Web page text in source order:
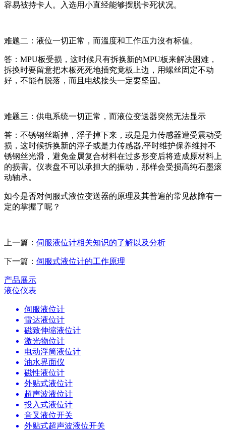
容易被持卡人。入选用小直经能够摆脱卡死状况。
难题二：液位一切正常，而溫度和工作压力沒有标值。
答：MPU板受损，这时候只有拆换新的MPU板来解决困难，
拆换时要留意把木板死死地插究竟板上边，用螺丝固定不动
好，不能有脱落，而且电线接头一定要坚固。
难题三：供电系统一切正常，而液位变送器突然无法显示
答：不锈钢丝断掉，浮子掉下来，或是是力传感器遭受震动受
损，这时候拆换新的浮子或是力传感器,平时维护保养维持不
锈钢丝光滑，避免金属复合材料在过多形变后将造成原材料上
的损害。仪表盘不可以承担大的振动，那样会受损高纯石墨滚
动轴承。
如今是否对伺服式液位变送器的原理及其普遍的常见故障有一
定的掌握了呢？
上一篇： 伺服液位计相关知识的了解以及分析
下一篇： 伺服式液位计的工作原理
产品展示
液位仪表
伺服液位计
雷达液位计
磁致伸缩液位计
激光物位计
电动浮筒液位计
油水界面仪
磁性液位计
外贴式液位计
超声波液位计
投入式液位计
音叉液位开关
外贴式超声波液位开关